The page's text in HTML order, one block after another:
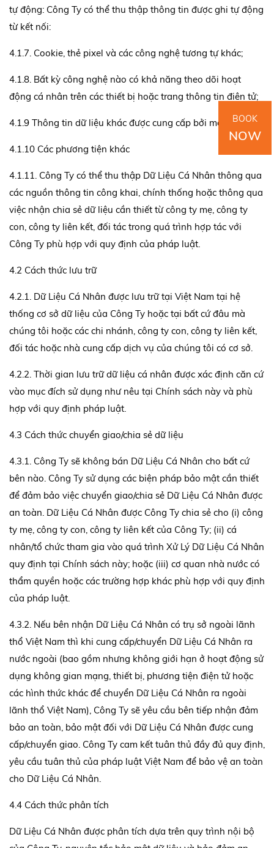
tự động: Công Ty có thể thu thập thông tin được ghi tự động
từ kết nối:
4.1.7. Cookie, thẻ pixel và các công nghệ tương tự khác;
4.1.8. Bất kỳ công nghệ nào có khả năng theo dõi hoạt
động cá nhân trên các thiết bị hoặc trang thông tin điện tử;
4.1.9 Thông tin dữ liệu khác được cung cấp bởi một thiết bị.
4.1.10 Các phương tiện khác
4.1.11. Công Ty có thể thu thập Dữ Liệu Cá Nhân thông qua
các nguồn thông tin công khai, chính thống hoặc thông qua
việc nhận chia sẻ dữ liệu cần thiết từ công ty mẹ, công ty
con, công ty liên kết, đối tác trong quá trình hợp tác với
Công Ty phù hợp với quy định của pháp luật.
4.2 Cách thức lưu trữ
4.2.1. Dữ Liệu Cá Nhân được lưu trữ tại Việt Nam tại hệ
thống cơ sở dữ liệu của Công Ty hoặc tại bất cứ đâu mà
chúng tôi hoặc các chi nhánh, công ty con, công ty liên kết,
đối tác hoặc nhà cung cấp dịch vụ của chúng tôi có cơ sở.
4.2.2. Thời gian lưu trữ dữ liệu cá nhân được xác định căn cứ
vào mục đích sử dụng như nêu tại Chính sách này và phù
hợp với quy định pháp luật.
4.3 Cách thức chuyển giao/chia sẻ dữ liệu
4.3.1. Công Ty sẽ không bán Dữ Liệu Cá Nhân cho bất cứ
bên nào. Công Ty sử dụng các biện pháp bảo mật cần thiết
để đảm bảo việc chuyển giao/chia sẻ Dữ Liệu Cá Nhân được
an toàn. Dữ Liệu Cá Nhân được Công Ty chia sẻ cho (i) công
ty mẹ, công ty con, công ty liên kết của Công Ty; (ii) cá
nhân/tổ chức tham gia vào quá trình Xử Lý Dữ Liệu Cá Nhân
quy định tại Chính sách này; hoặc (iii) cơ quan nhà nước có
thẩm quyền hoặc các trường hợp khác phù hợp với quy định
của pháp luật.
4.3.2. Nếu bên nhận Dữ Liệu Cá Nhân có trụ sở ngoài lãnh
thổ Việt Nam thì khi cung cấp/chuyển Dữ Liệu Cá Nhân ra
nước ngoài (bao gồm nhưng không giới hạn ở hoạt động sử
dụng không gian mạng, thiết bị, phương tiện điện tử hoặc
các hình thức khác để chuyển Dữ Liệu Cá Nhân ra ngoài
lãnh thổ Việt Nam), Công Ty sẽ yêu cầu bên tiếp nhận đảm
bảo an toàn, bảo mật đối với Dữ Liệu Cá Nhân được cung
cấp/chuyển giao. Công Ty cam kết tuân thủ đầy đủ quy định,
yêu cầu tuân thủ của pháp luật Việt Nam để bảo vệ an toàn
cho Dữ Liệu Cá Nhân.
4.4 Cách thức phân tích
Dữ Liệu Cá Nhân được phân tích dựa trên quy trình nội bộ
BOOK
NOW